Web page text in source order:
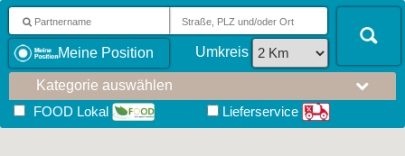
Meine Position Umkreis
Kategorie auswählen
FOOD Lokal
Lieferservice